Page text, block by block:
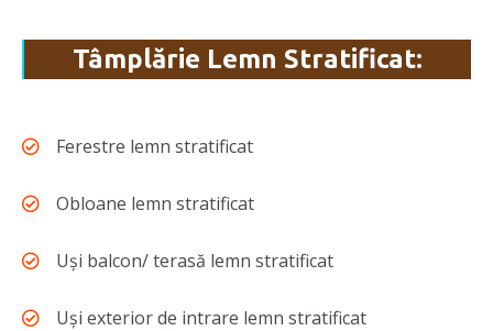
Tâmplărie Lemn Stratificat:
Ferestre lemn stratificat
Obloane lemn stratificat
Uși balcon/ terasă lemn stratificat
Uși exterior de intrare lemn stratificat